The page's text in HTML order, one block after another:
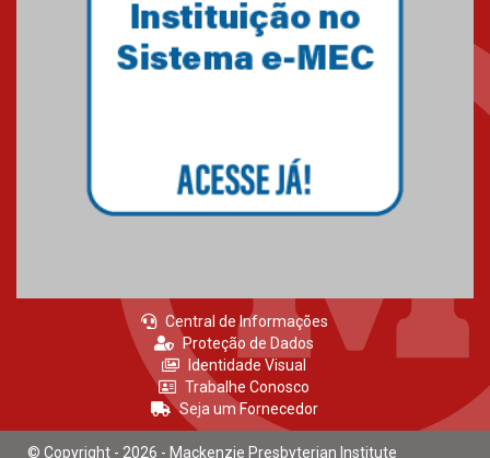
Central de Informações
Proteção de Dados
Identidade Visual
Trabalhe Conosco
Seja um Fornecedor
© Copyright - 2026 - Mackenzie Presbyterian Institute